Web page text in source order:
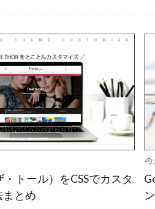
トール）をCSSでカスタ
とめ